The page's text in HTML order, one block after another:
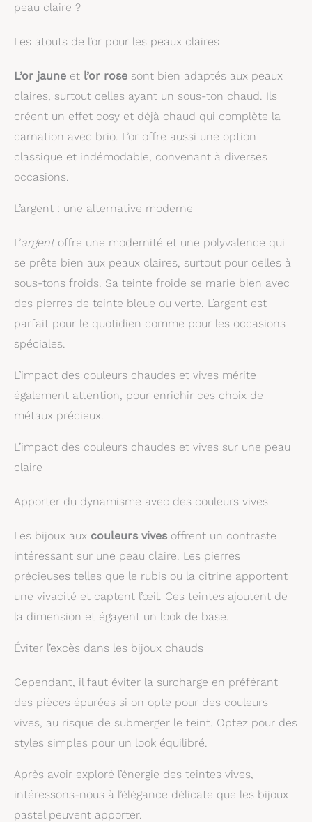
peau claire ?
Les atouts de l’or pour les peaux claires
L’or jaune et l’or rose sont bien adaptés aux peaux
claires, surtout celles ayant un sous-ton chaud. Ils
créent un effet cosy et déjà chaud qui complète la
carnation avec brio. L’or offre aussi une option
classique et indémodable, convenant à diverses
occasions.
L’argent : une alternative moderne
L’argentoffre une modernité et une polyvalence qui
se prête bien aux peaux claires, surtout pour celles à
sous-tons froids. Sa teinte froide se marie bien avec
des pierres de teinte bleue ou verte. L’argent est
parfait pour le quotidien comme pour les occasions
spéciales.
L’impact des couleurs chaudes et vives mérite
également attention, pour enrichir ces choix de
métaux précieux.
L’impact des couleurs chaudes et vives sur une peau
claire
Apporter du dynamisme avec des couleurs vives
Les bijoux aux couleurs vives offrent un contraste
intéressant sur une peau claire. Les pierres
précieuses telles que le rubis ou la citrine apportent
une vivacité et captent l’œil. Ces teintes ajoutent de
la dimension et égayent un look de base.
Éviter l’excès dans les bijoux chauds
Cependant, il faut éviter la surcharge en préférant
des pièces épurées si on opte pour des couleurs
vives, au risque de submerger le teint. Optez pour des
styles simples pour un look équilibré.
Après avoir exploré l’énergie des teintes vives,
intéressons-nous à l’élégance délicate que les bijoux
pastel peuvent apporter.